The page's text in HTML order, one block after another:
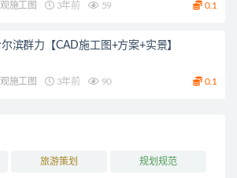
施工图 3年前 59 0.1
尔滨群力【CAD施工图+方案+实景】
施工图 3年前 90 0.1
旅游策划 规划规范